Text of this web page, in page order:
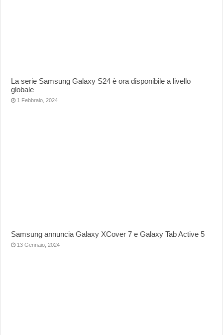
La serie Samsung Galaxy S24 è ora disponibile a livello
globale
1 Febbraio, 2024
Samsung annuncia Galaxy XCover 7 e Galaxy Tab Active 5
13 Gennaio, 2024